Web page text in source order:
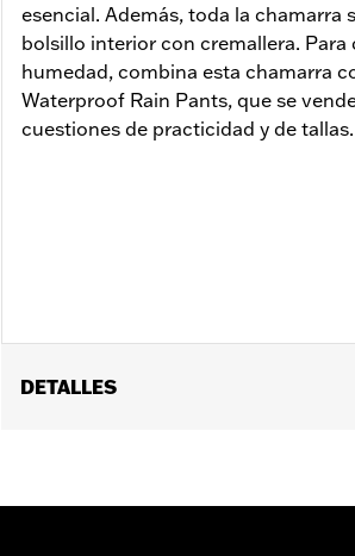
esencial. Además, toda la chamarra
bolsillo interior con cremallera.
humedad, combina esta chamarra
Waterproof Rain Pants, que se
cuestiones de practicidad y de tallas.
DETALLES
Cremallera frontal bidireccional,